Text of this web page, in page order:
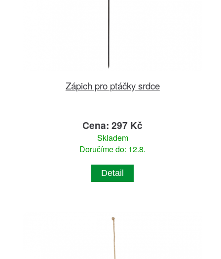
Zápich pro ptáčky srdce
Cena: 297 Kč
Skladem
Doručíme do: 12.8.
Detail